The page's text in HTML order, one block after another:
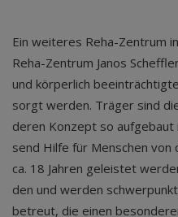
Ein wei­te­res Reha-Zen­trum
Reha-Zen­trum Janos
und kör­per­lich
sorgt wer­den. Trä­ger sind
deren Kon­zept so
send Hil­fe für Men­schen
ca. 18 Jah­ren geleis­tet
den und wer­den
betreut, die einen